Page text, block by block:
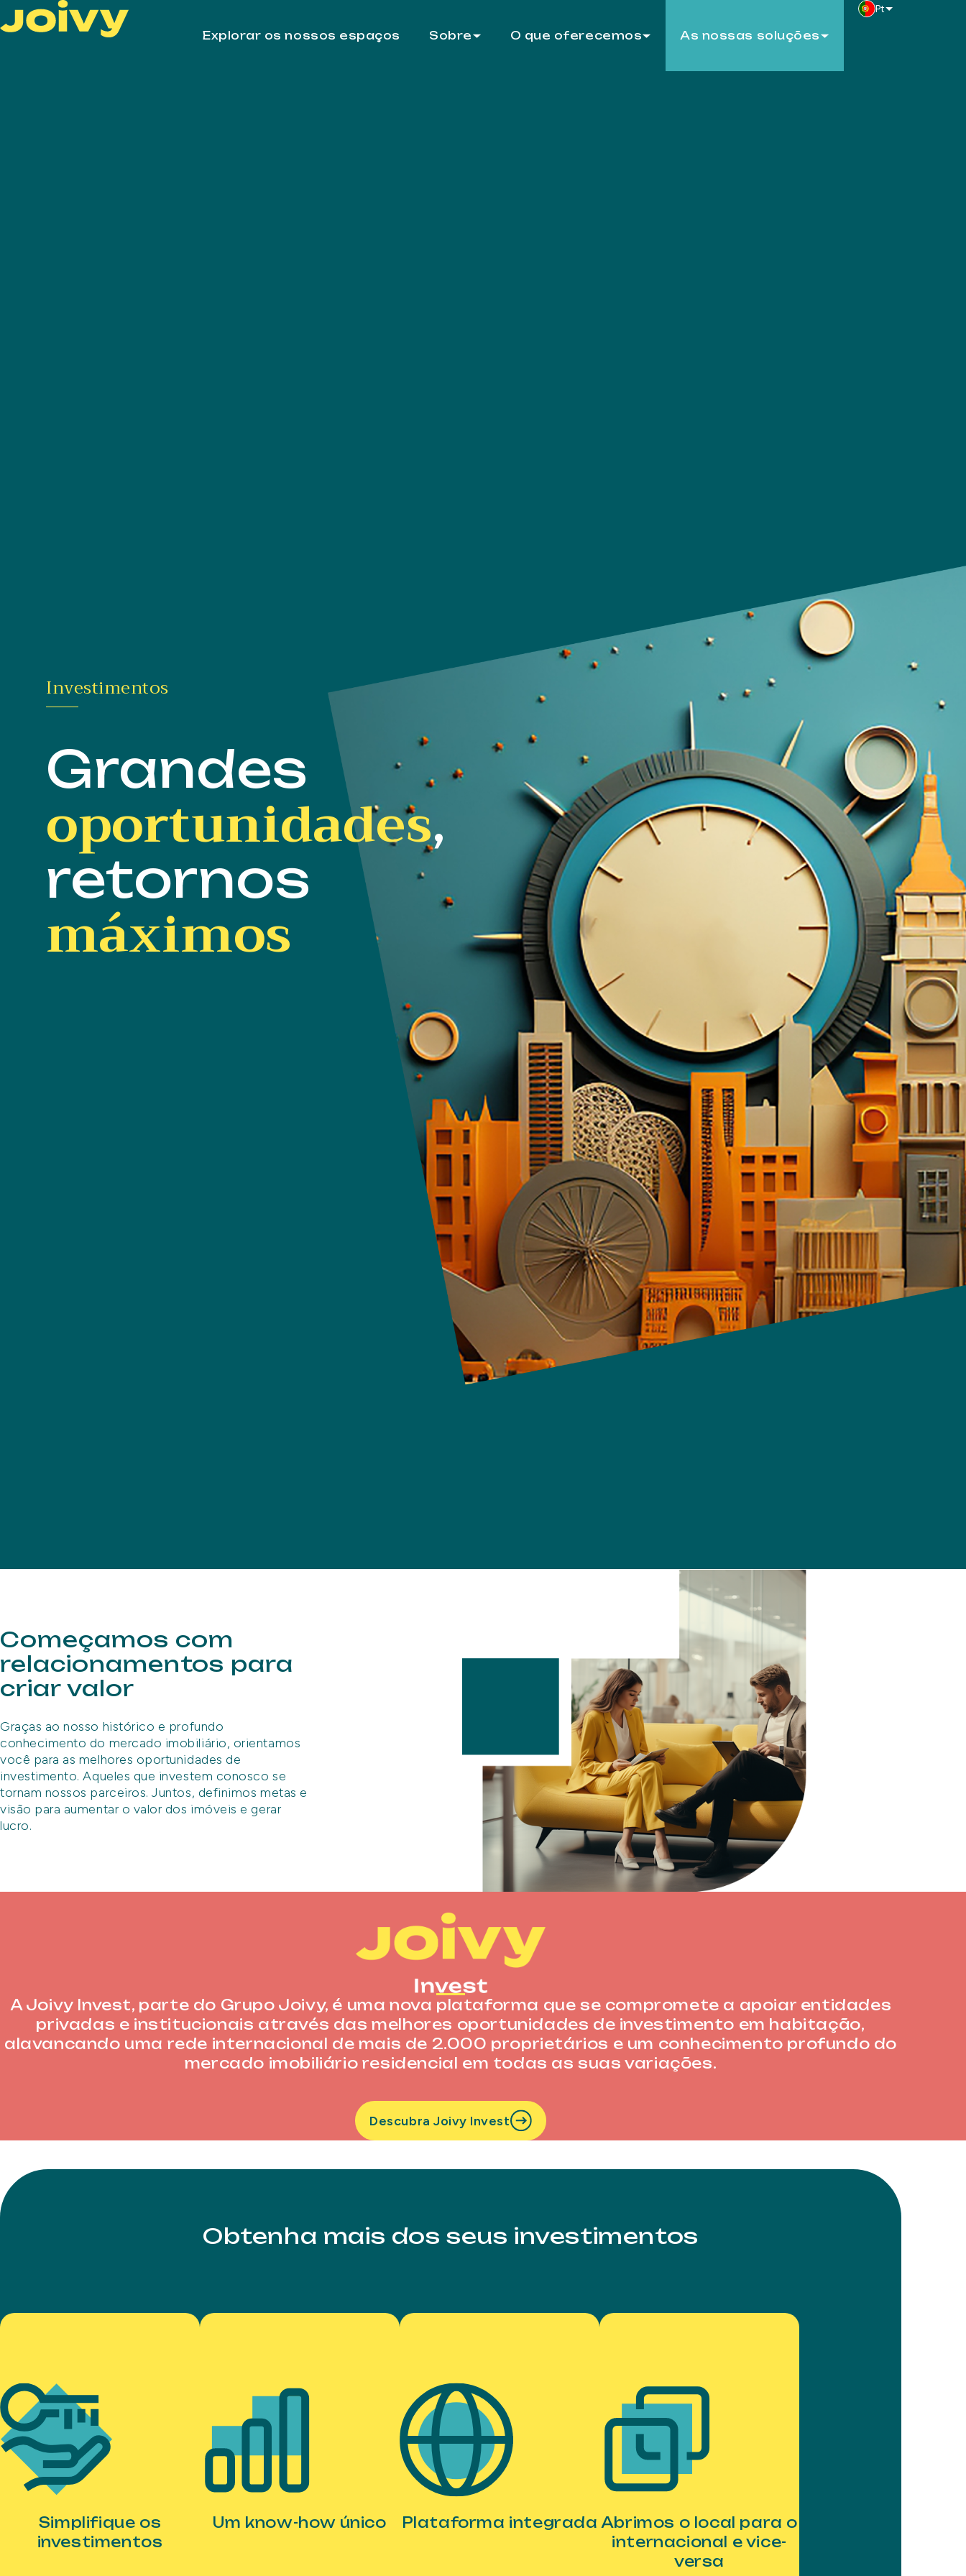
Explorar os nossos espaços Sobre O que oferecemos As nossas soluções
Pt
Investimentos
Grandes
oportunidades,
retornos
máximos
Começamos com
relacionamentos para
criar valor
Graças ao nosso histórico e profundo
conhecimento do mercado imobiliário, orientamos
você para as melhores oportunidades de
investimento. Aqueles que investem conosco se
tornam nossos parceiros. Juntos, definimos metas e
visão para aumentar o valor dos imóveis e gerar
lucro.
A Joivy Invest, parte do Grupo Joivy, é uma nova plataforma que se compromete a apoiar entidades
privadas e institucionais através das melhores oportunidades de investimento em habitação,
alavancando uma rede internacional de mais de 2.000 proprietários e um conhecimento profundo do
mercado imobiliário residencial em todas as suas variações.
Descubra Joivy Invest
Obtenha mais dos seus investimentos
Simplifique os
investimentos
Um know-how único Plataforma integrada Abrimos o local para o
internacional e vice-
versa